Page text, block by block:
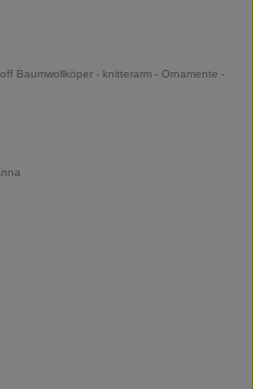
Baumwollköper - knitterarm - Ornamente -